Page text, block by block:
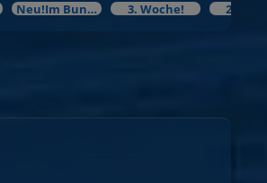
Neu!Im Bundesstart 3. Woche! 2.